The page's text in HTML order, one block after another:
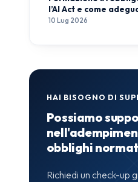
l’AI Act e come
10 Lug 2026
HAI BISOGNO DI
Possiamo
obblighi
Richiedi un check-up